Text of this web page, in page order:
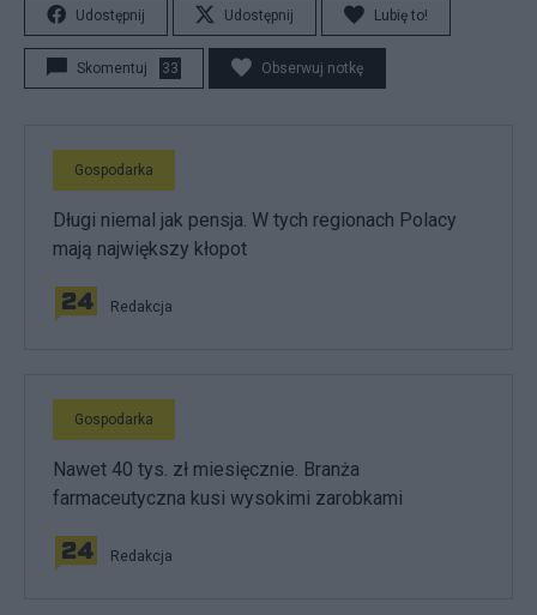
Udostępnij Udostępnij Lubię to!
Skomentuj 33 Obserwuj notkę
Gospodarka
Długi niemal jak pensja. W tych regionach Polacy
mają największy kłopot
Redakcja
Gospodarka
Nawet 40 tys. zł miesięcznie. Branża
farmaceutyczna kusi wysokimi zarobkami
Redakcja